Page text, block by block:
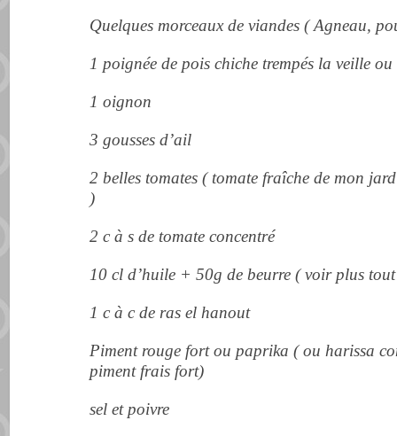
Quelques morceaux de viandes ( Agneau,
1 poignée de pois chiche trempés la veille
1 oignon
3 gousses d’ail
2 belles tomates ( tomate fraîche de mon
)
2 c à s de tomate concentré
10 cl d’huile + 50g de beurre ( voir plus
1 c à c de ras el hanout
Piment rouge fort ou paprika ( ou harissa
piment frais fort)
sel et poivre